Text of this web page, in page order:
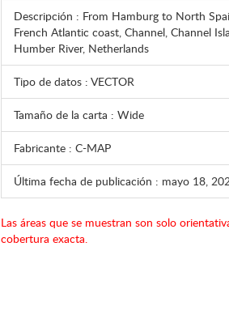
Descripción : From Hamburg to North
French Atlantic coast, Channel, Channel
Humber River, Netherlands
Tipo de datos : VECTOR
Tamaño de la carta : Wide
Fabricante : C-MAP
Última fecha de publicación : mayo 18,
Las áreas que se muestran son solo
cobertura exacta.